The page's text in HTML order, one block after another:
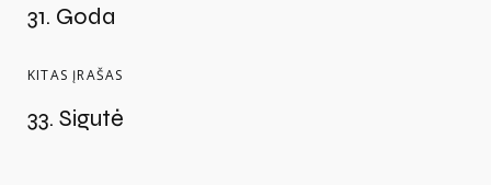
31. Goda
KITAS ĮRAŠAS
33. Sigutė